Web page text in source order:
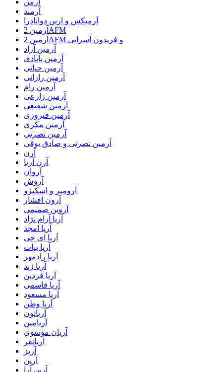
آرمند
آرمیکس و ارین دوانادرا
آرمین 2AFM
آرمین 2AFM و فریدون آسرایی
آرمین آراد
آرمین بابادی
آرمین حیاتی
آرمین رازانی
آرمین رام
آرمین زارعی
آرمین شفیعی
آرمین فیروزی
آرمین مکری
آرمین نصرتی
آرمین نصرتی و صادق بوقی
آرن
آرن آریا
آروان
آروش
آرومیر و اسکیزو
آرون افشار
آروین صمیمی
آریا آرام نژاد
آریا امجد
آریا ای جی
آریا بیات
آریا رادمهر
آریا زند
آریا فردین
آریا قاسمی
آریا مسعود
آریا وطن
آریاتون
آریامین
آریان موسوی
آریانفر
آریز
آرین
آرین آرا